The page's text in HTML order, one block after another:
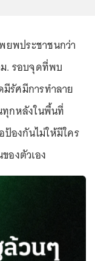
ยพประชาชนกว่า
. รอบจุดที่พบ
มีรัศมีการทำลาย
ทุกหลังในพื้นที่
องกันไม่ให้มีใคร
องตัวเอง